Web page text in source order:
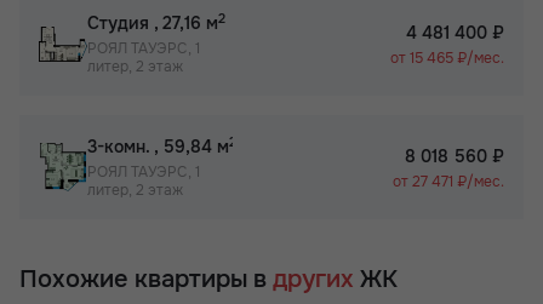
Студия , 27,16 м2
РОЯЛ ТАУЭРС, 1
литер, 2 этаж
4 481 400 ₽
от 15 465 ₽/мес.
3-комн. , 59,84 м2
РОЯЛ ТАУЭРС, 1
литер, 2 этаж
8 018 560 ₽
от 27 471 ₽/мес.
Похожие квартиры в других ЖК